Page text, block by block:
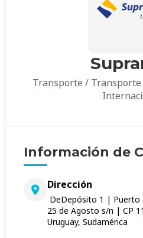
Transporte / Transporte
Información de
Dirección
DeDepósito 1 | Puerto
25 de Agosto s/n | CP
Uruguay, Sudamérica